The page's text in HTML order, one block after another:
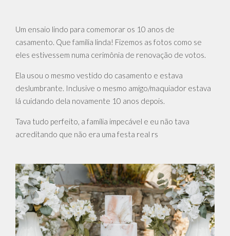
Um ensaio lindo para comemorar os 10 anos de
casamento. Que família linda! Fizemos as fotos como se
eles estivessem numa cerimônia de renovação de votos.
Ela usou o mesmo vestido do casamento e estava
deslumbrante. Inclusive o mesmo amigo/maquiador estava
lá cuidando dela novamente 10 anos depois.
Tava tudo perfeito, a família impecável e eu não tava
acreditando que não era uma festa real rs